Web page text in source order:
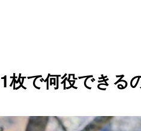
1枚で何役できる